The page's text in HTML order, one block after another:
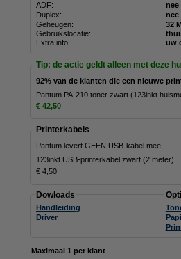
ADF:
nee
Duplex:
nee
Geheugen:
32
Gebruikslocatie:
Extra info:
uw
Tip: de actie geldt alleen met deze
92% van de klanten die een nieuwe
Pantum PA-210 toner zwart (123inkt
€ 42,50
Printerkabels
Pantum levert GEEN USB-kabel mee.
123inkt USB-printerkabel zwart (2 meter)
€ 4,50
Dowloads
Handleiding
Driver
Maximaal 1 per klant